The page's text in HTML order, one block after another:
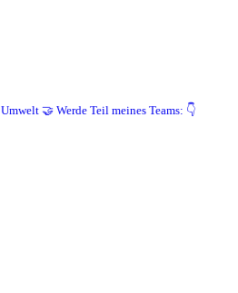
🤝 Werde Teil meines Teams: 👇